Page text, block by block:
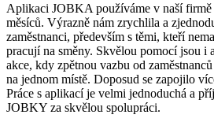
Aplikaci JOBKA používáme v naší
měsíců. Výrazně nám zrychlila a
zaměstnanci, především s těmi, kteří
pracují na směny. Skvělou pomocí jsou i
akce, kdy zpětnou vazbu od
na jednom místě. Doposud se zapojilo
Práce s aplikací je velmi jednoduchá a
JOBKY za skvělou spolupráci.